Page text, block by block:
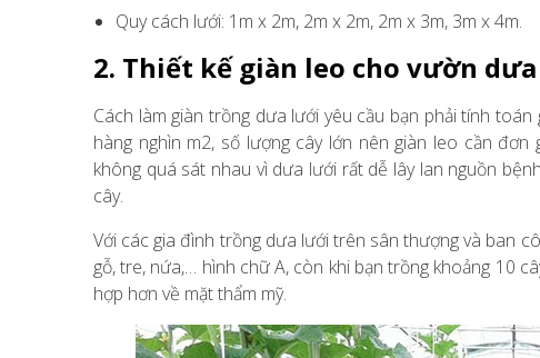
Quy cách lưới: 1m x 2m, 2m x 2m, 2m x 3m, 3m x 4m.
2. Thiết kế giàn leo cho vườn
Cách làm giàn trồng dưa lưới yêu cầu bạn phải tính
hàng nghìn m2, số lượng cây lớn nên giàn leo cần
không quá sát nhau vì dưa lưới rất dễ lây lan nguồn
cây.
Với các gia đình trồng dưa lưới trên sân thượng và ban
gỗ, tre, nứa,… hình chữ A, còn khi bạn trồng khoảng 10
hợp hơn về mặt thẩm mỹ.